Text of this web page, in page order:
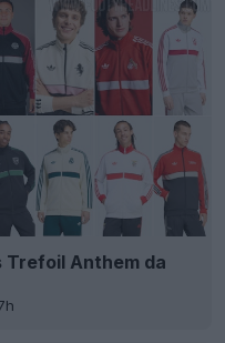
Trefoil Anthem da